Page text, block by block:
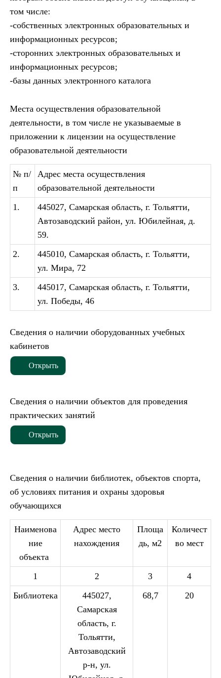
том числе:
-собственных электронных образовательных и
информационных ресурсов;
-сторонних электронных образовательных и
информационных ресурсов;
-базы данных электронного каталога
Места осуществления образовательной
деятельности, в том числе не указываемые в
приложении к лицензии на осуществление
образовательной деятельности
№ п/
п
Адрес места осуществления
образовательной деятельности
1.
445027, Самарская область, г. Тольятти,
Автозаводский район, ул. Юбилейная, д.
59.
2.
445010, Самарская область, г. Тольятти,
ул. Мира, 72
3.
445017, Самарская область, г. Тольятти,
ул. Победы, 46
Сведения о наличии оборудованных учебных
кабинетов
Открыть
Сведения о наличии объектов для проведения
практических занятий
Открыть
Сведения о наличии библиотек, объектов спорта,
об условиях питания и охраны здоровья
обучающихся
Наименова
ние
объекта
Адрес место
нахождения
Площа
дь, м2
Количест
во мест
1 2 3
4
Библиотека
445027,
Самарская
область, г.
Тольятти,
Автозаводский
р-н, ул.
68,7 20